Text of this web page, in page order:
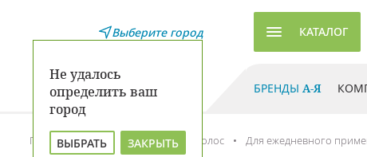
Выберите город
Не удалось
определить ваш
город
ВЫБРАТЬ ЗАКРЫТЬ
КАТАЛОГ
БРЕНДЫ А-Я
Главная Каталог Уход для волос Для ежедневного